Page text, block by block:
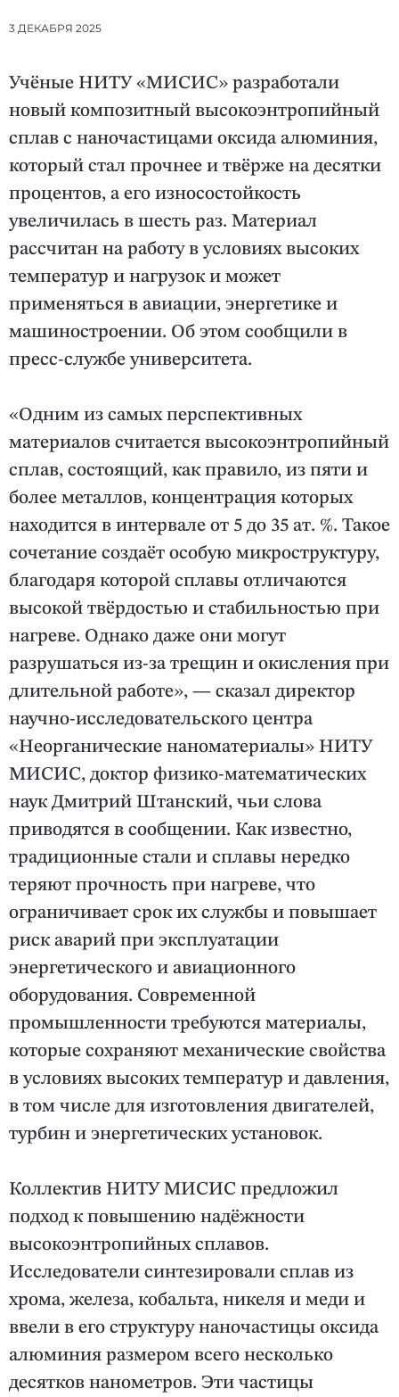
3 ДЕКАБРЯ 2025
Учёные НИТУ «МИСИС» разработали
новый композитный высокоэнтропийный
сплав с наночастицами оксида алюминия,
который стал прочнее и твёрже на десятки
процентов, а его износостойкость
увеличилась в шесть раз. Материал
рассчитан на работу в условиях высоких
температур и нагрузок и может
применяться в авиации, энергетике и
машиностроении. Об этом сообщили в
пресс-службе университета.
«Одним из самых перспективных
материалов считается высокоэнтропийный
сплав, состоящий, как правило, из пяти и
более металлов, концентрация которых
находится в интервале от 5 до 35 ат. %. Такое
сочетание создаёт особую микроструктуру,
благодаря которой сплавы отличаются
высокой твёрдостью и стабильностью при
нагреве. Однако даже они могут
разрушаться из-за трещин и окисления при
длительной работе», — сказал директор
научно-исследовательского центра
«Неорганические наноматериалы» НИТУ
МИСИС, доктор физико-математических
наук Дмитрий Штанский, чьи слова
приводятся в сообщении. Как известно,
традиционные стали и сплавы нередко
теряют прочность при нагреве, что
ограничивает срок их службы и повышает
риск аварий при эксплуатации
энергетического и авиационного
оборудования. Современной
промышленности требуются материалы,
которые сохраняют механические свойства
в условиях высоких температур и давления,
в том числе для изготовления двигателей,
турбин и энергетических установок.
Коллектив НИТУ МИСИС предложил
подход к повышению надёжности
высокоэнтропийных сплавов.
Исследователи синтезировали сплав из
хрома, железа, кобальта, никеля и меди и
ввели в его структуру наночастицы оксида
алюминия размером всего несколько
десятков нанометров. Эти частицы